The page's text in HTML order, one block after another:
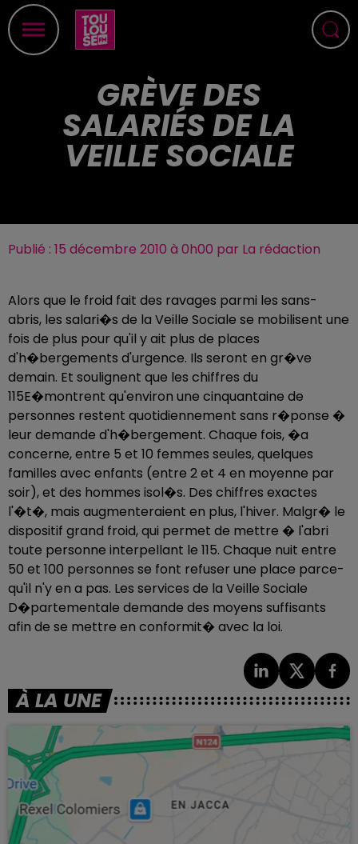
GRÈVE DES
SALARIÉS DE LA
VEILLE SOCIALE
Publié : 15 décembre 2010 à 0h00 par La rédaction
Alors que le froid fait des ravages parmi les sans-
abris, les salari�s de la Veille Sociale se mobilisent une
fois de plus pour qu'il y ait plus de places
d'h�bergements d'urgence. Ils seront en gr�ve
demain. Et soulignent que les chiffres du
115E�montrent qu'environ une cinquantaine de
personnes restent quotidiennement sans r�ponse �
leur demande d'h�bergement. Chaque fois, �a
concerne, entre 5 et 10 femmes seules, quelques
familles avec enfants (entre 2 et 4 en moyenne par
soir), et des hommes isol�s. Des chiffres exactes
l'�t�, mais augmenteraient en plus, l'hiver. Malgr� le
dispositif grand froid, qui permet de mettre � l'abri
toute personne interpellant le 115. Chaque nuit entre
50 et 100 personnes se font refuser une place parce-
qu'il n'y en a pas. Les services de la Veille Sociale
D�partementale demande des moyens suffisants
afin de se mettre en conformit� avec la loi.
À LA UNE